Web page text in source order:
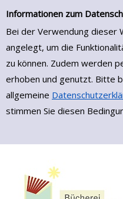
Informationen zum
Bei der Verwendung dieser
angelegt, um die
zu können. Zudem werden
erhoben und genutzt. Bitte
allgemeine
stimmen Sie diesen
Zur Detailanzeige springen